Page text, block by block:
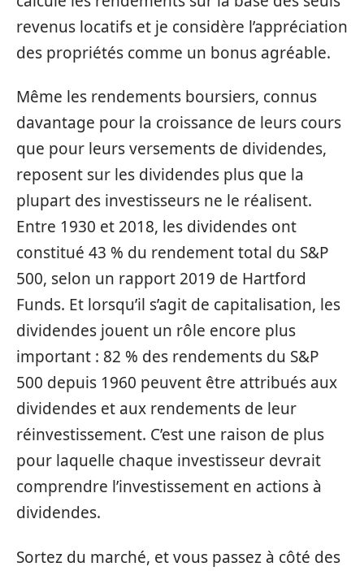
revenus locatifs et je considère l’appréciation
des propriétés comme un bonus agréable.
Même les rendements boursiers, connus
davantage pour la croissance de leurs cours
que pour leurs versements de dividendes,
reposent sur les dividendes plus que la
plupart des investisseurs ne le réalisent.
Entre 1930 et 2018, les dividendes ont
constitué 43 % du rendement total du S&P
500, selon un rapport 2019 de Hartford
Funds. Et lorsqu’il s’agit de capitalisation, les
dividendes jouent un rôle encore plus
important : 82 % des rendements du S&P
500 depuis 1960 peuvent être attribués aux
dividendes et aux rendements de leur
réinvestissement. C’est une raison de plus
pour laquelle chaque investisseur devrait
comprendre l’investissement en actions à
dividendes.
Sortez du marché, et vous passez à côté des